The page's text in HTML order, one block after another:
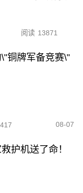
阅读 13871
铜牌军备竞赛\"
08-07
护机送了命！